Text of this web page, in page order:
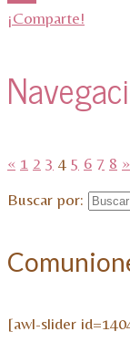
¡Comparte!
« 1 2 3 4 5 6 7 8 »
Buscar por:
[awl-slider